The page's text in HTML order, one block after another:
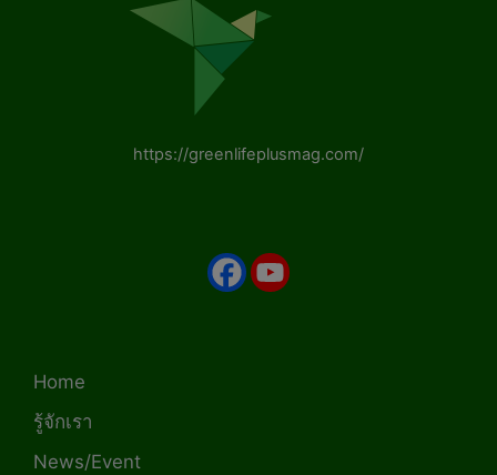
https://greenlifeplusmag.com/
Home
รู้จักเรา
News/Event